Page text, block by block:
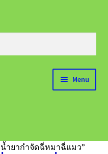
Menu
ำยากำจัดฉี่หมาฉี่แมว”